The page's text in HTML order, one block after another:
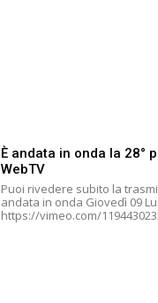
È andata in onda la 28°
WebTV
Puoi rivedere subito la
andata in onda Giovedì 09